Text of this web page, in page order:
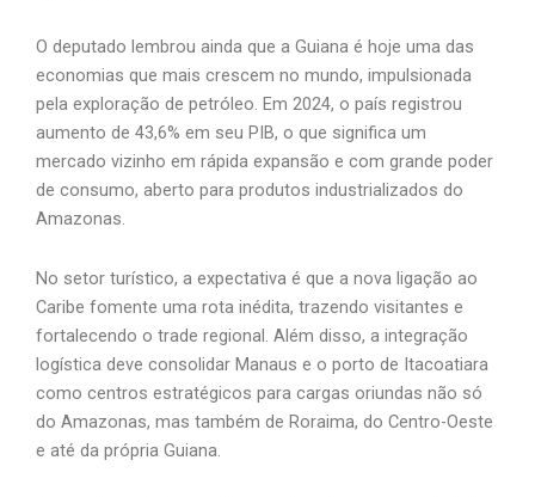
O deputado lembrou ainda que a Guiana é hoje uma das
economias que mais crescem no mundo, impulsionada
pela exploração de petróleo. Em 2024, o país registrou
aumento de 43,6% em seu PIB, o que significa um
mercado vizinho em rápida expansão e com grande poder
de consumo, aberto para produtos industrializados do
Amazonas.
No setor turístico, a expectativa é que a nova ligação ao
Caribe fomente uma rota inédita, trazendo visitantes e
fortalecendo o trade regional. Além disso, a integração
logística deve consolidar Manaus e o porto de Itacoatiara
como centros estratégicos para cargas oriundas não só
do Amazonas, mas também de Roraima, do Centro-Oeste
e até da própria Guiana.